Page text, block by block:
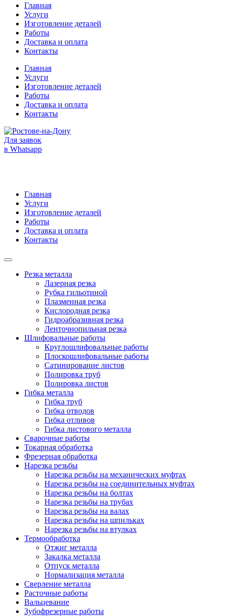
Главная
Услуги
Изготовление деталей
Работы
Доставка и оплата
Контакты
Главная
Услуги
Изготовление деталей
Работы
Доставка и оплата
Контакты
Для заявок
в Whatsapp
Главная
Услуги
Изготовление деталей
Работы
Доставка и оплата
Контакты
Резка металла
Лазерная резка
Рубка гильотиной
Плазменная резка
Кислородная резка
Гидроабразивная резка
Ленточнопильная резка
Шлифовальные работы
Круглошлифовальные работы
Плоскошлифовальные работы
Сатинирование листов
Полировка труб
Полировка листов
Гибка металла
Гибка труб
Гибка отводов
Гибка отливов
Гибка листового металла
Сварочные работы
Токарная обработка
Фрезерная обработка
Нарезка резьбы
Нарезка резьбы на механических муфтах
Нарезка резьбы на соединительных муфтах
Нарезка резьбы на болтах
Нарезка резьбы на трубах
Нарезка резьбы на валах
Нарезка резьбы на шпильках
Нарезка резьбы на втулках
Термообработка
Отжиг металла
Закалка металла
Отпуск металла
Нормализация металла
Сверление металла
Расточные работы
Вальцевание
Зубофрезерные работы